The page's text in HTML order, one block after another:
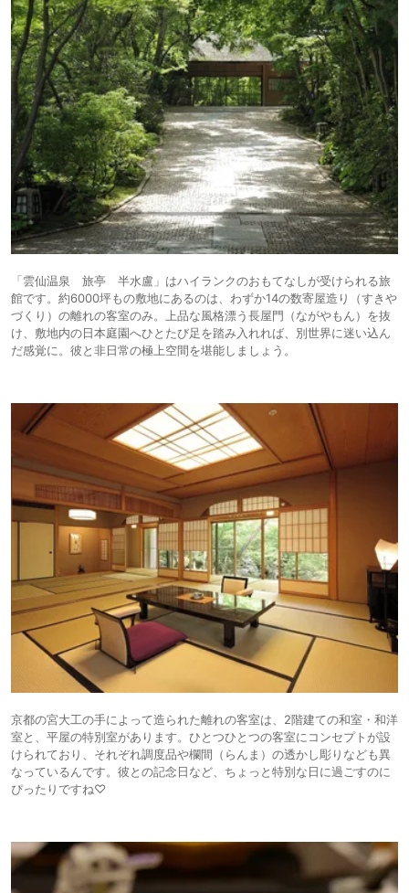
「雲仙温泉 旅亭 半⽔盧」はハイランクのおもてなしが受けられる旅
館です。約6000坪もの敷地にあるのは、わずか14の数寄屋造り（すきや
づくり）の離れの客室のみ。上品な⾵格漂う⻑屋⾨（ながやもん）を抜
け、敷地内の⽇本庭園へひとたび⾜を踏み⼊れれば、別世界に迷い込ん
だ感覚に。彼と⾮⽇常の極上空間を堪能しましょう。
京都の宮⼤⼯の⼿によって造られた離れの客室は、2階建ての和室・和洋
室と、平屋の特別室があります。ひとつひとつの客室にコンセプトが設
けられており、それぞれ調度品や欄間（らんま）の透かし彫りなども異
なっているんです。彼との記念⽇など、ちょっと特別な⽇に過ごすのに
ぴったりですね♡